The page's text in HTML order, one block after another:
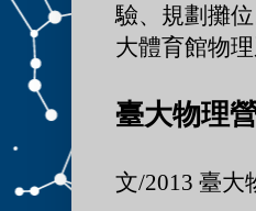
驗、規劃攤
大體育館物
臺大物理
文/2013 臺大